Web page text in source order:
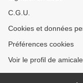
C.G.U.
Cookies et données
Préférences cookies
Voir le profil de